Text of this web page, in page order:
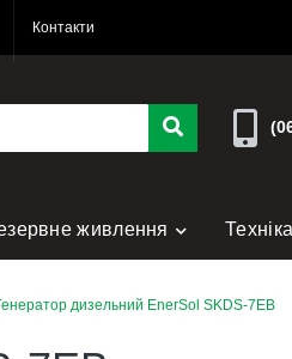
Контакти
живлення
дизельний EnerSol SKDS-7EB